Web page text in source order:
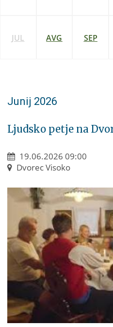
JUL AVG SEP
Junij 2026
Ljudsko petje na
19.06.2026 09:00
Dvorec Visoko